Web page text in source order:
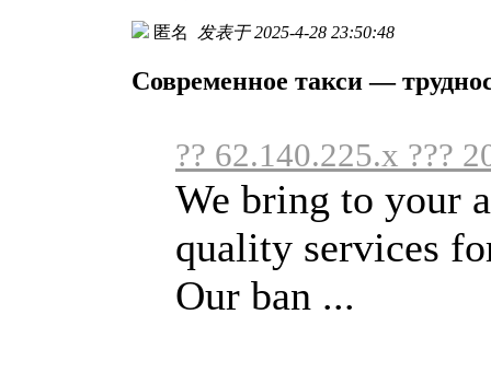
匿名 发表于 2025-4-28 23:50:48
Современное такси —
?? 62.140.225.x ???
We bring to your
quality services
Our ban ...